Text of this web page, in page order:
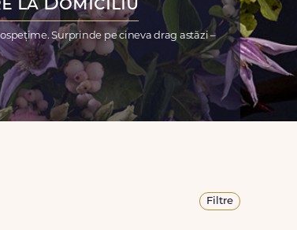
la Domiciliu
Surprinde pe cineva drag astăzi –
Filtre